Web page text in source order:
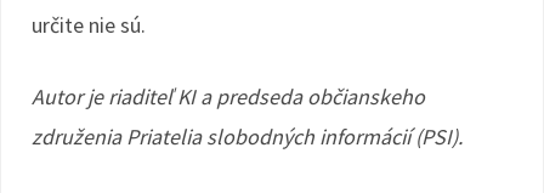
určite nie sú.
Autor je riaditeľ KI a predseda občianskeho
združenia Priatelia slobodných informácií (PSI).